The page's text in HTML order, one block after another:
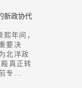
新政协代
年间，
要决
北洋政
真正转
专…